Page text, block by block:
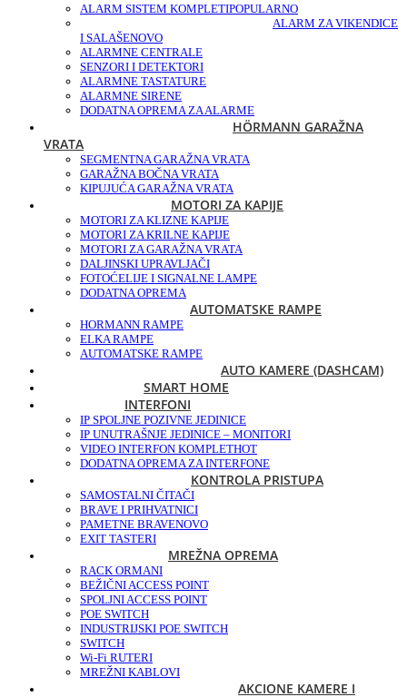
ALARM SISTEM KOMPLETIPOPULARNO
ALARM ZA VIKENDICE
I SALAŠENOVO
ALARMNE CENTRALE
SENZORI I DETEKTORI
ALARMNE TASTATURE
ALARMNE SIRENE
DODATNA OPREMA ZA ALARME
HÖRMANN GARAŽNA
VRATA
SEGMENTNA GARAŽNA VRATA
GARAŽNA BOČNA VRATA
KIPUJUĆA GARAŽNA VRATA
MOTORI ZA KAPIJE
MOTORI ZA KLIZNE KAPIJE
MOTORI ZA KRILNE KAPIJE
MOTORI ZA GARAŽNA VRATA
DALJINSKI UPRAVLJAČI
FOTOĆELIJE I SIGNALNE LAMPE
DODATNA OPREMA
AUTOMATSKE RAMPE
HORMANN RAMPE
ELKA RAMPE
AUTOMATSKE RAMPE
AUTO KAMERE (DASHCAM)
SMART HOME
INTERFONI
IP SPOLJNE POZIVNE JEDINICE
IP UNUTRAŠNJE JEDINICE – MONITORI
VIDEO INTERFON KOMPLETHOT
DODATNA OPREMA ZA INTERFONE
KONTROLA PRISTUPA
SAMOSTALNI ČITAČI
BRAVE I PRIHVATNICI
PAMETNE BRAVENOVO
EXIT TASTERI
MREŽNA OPREMA
RACK ORMANI
BEŽIČNI ACCESS POINT
SPOLJNI ACCESS POINT
POE SWITCH
INDUSTRIJSKI POE SWITCH
SWITCH
Wi-Fi RUTERI
MREŽNI KABLOVI
AKCIONE KAMERE I